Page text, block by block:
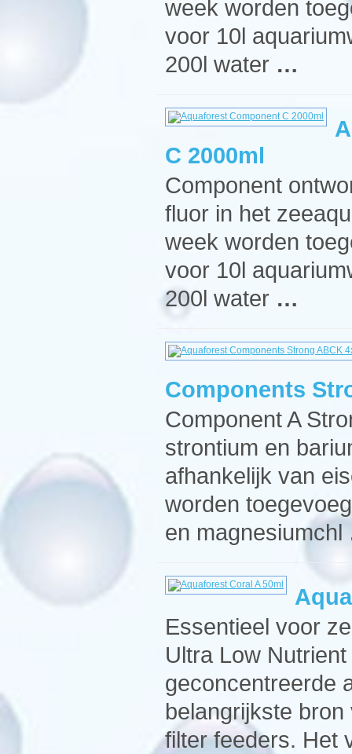
week worden
voor 10l
200l water …
C 2000ml
Component
fluor in het
week worden
voor 10l
200l water …
Components
Component A
strontium en
afhankelijk van
worden
en magnesiumchl
Essentieel voor
Ultra Low
geconcentreerde
belangrijkste
filter feeders. Het